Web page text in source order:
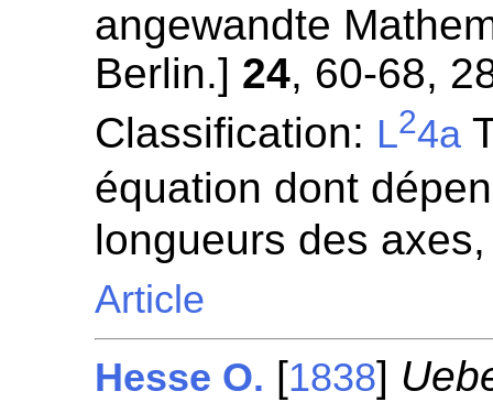
angewandte
Berlin.] 24, 60-68,
Classification: L24a
équation dont
longueurs des
Article
Hesse O. [1838]